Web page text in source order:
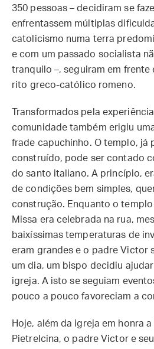
350 pessoas – decidiram se
enfrentassem múltiplas
catolicismo numa terra
e com um passado socialista
tranquilo –, seguiram em frente
rito greco-católico romeno.
Transformados pela
comunidade também erigiu
frade capuchinho. O templo, já
construído, pode ser contado
do santo italiano. A princípio,
de condições bem simples,
construção. Enquanto o
Missa era celebrada na rua,
baixíssimas temperaturas de
eram grandes e o padre Victor
um dia, um bispo decidiu
igreja. A isto se seguiam
pouco a pouco favoreciam a
Hoje, além da igreja em honra
Pietrelcina, o padre Victor e